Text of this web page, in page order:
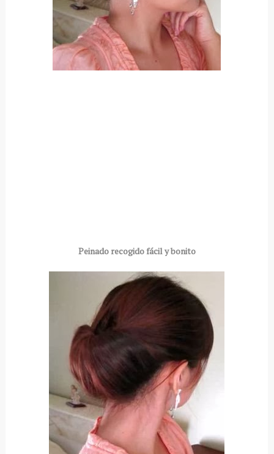
Peinado recogido fácil y bonito